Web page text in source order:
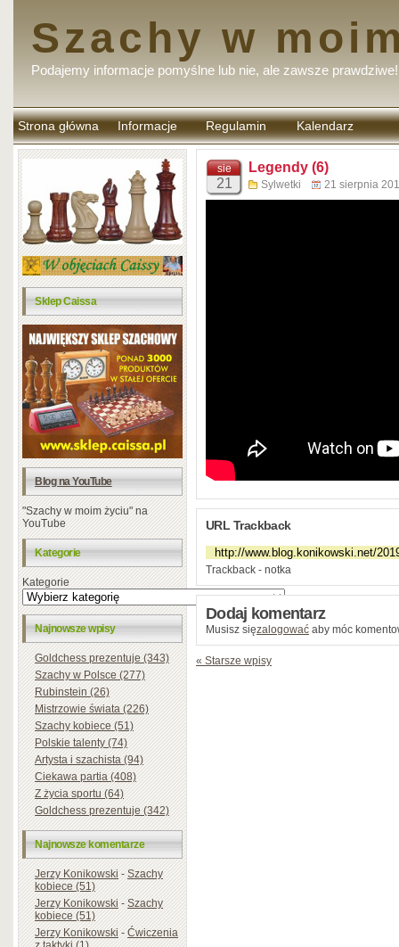
Szachy w
Podajemy informacje pomyślne lub nie, ale zawsze prawdziwe!
Strona główna Informacje Regulamin
komentarzy
Kalendarz
Sklep Caissa
Blog na YouTube
"Szachy w moim życiu" na
YouTube
Kategorie
Kategorie
Najnowsze wpisy
Goldchess prezentuje (343)
Szachy w Polsce (277)
Rubinstein (26)
Mistrzowie świata (226)
Szachy kobiece (51)
Polskie talenty (74)
Artysta i szachista (94)
Ciekawa partia (408)
Z życia sportu (64)
Goldchess prezentuje (342)
Najnowsze komentarze
Jerzy Konikowski-Szachy
kobiece (51)
Jerzy Konikowski-Szachy
kobiece (51)
Jerzy Konikowski-Ćwiczenia
sie
21
Legendy (6)
Sylwetki 21 sierpnia
URL Trackback
Trackback - notka
Dodaj komentarz
Musisz sięzalogować aby móc
« Starsze wpisy